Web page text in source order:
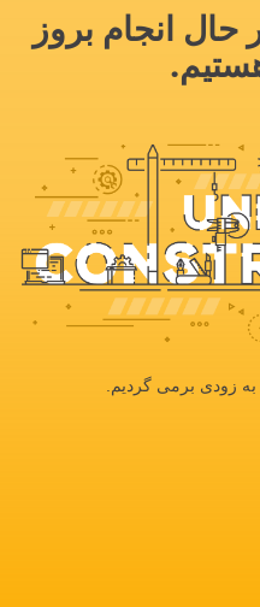
انجام بروز
به زودی برمی گردیم.